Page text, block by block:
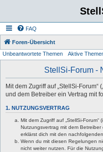
FAQ
Foren-Übersicht
Unbeantwortete Themen Aktive
StellSi-Forum -
Mit dem Zugriff auf „StellSi-Forum“
und dem Betreiber ein Vertrag mit
1. NUTZUNGSVERTRAG
Mit dem Zugriff auf „StellSi-Forum“
Nutzungsvertrag mit dem Betreiber
erklärst dich mit den
Wenn du mit diesen Regelungen
nicht weiter nutzen. Für die